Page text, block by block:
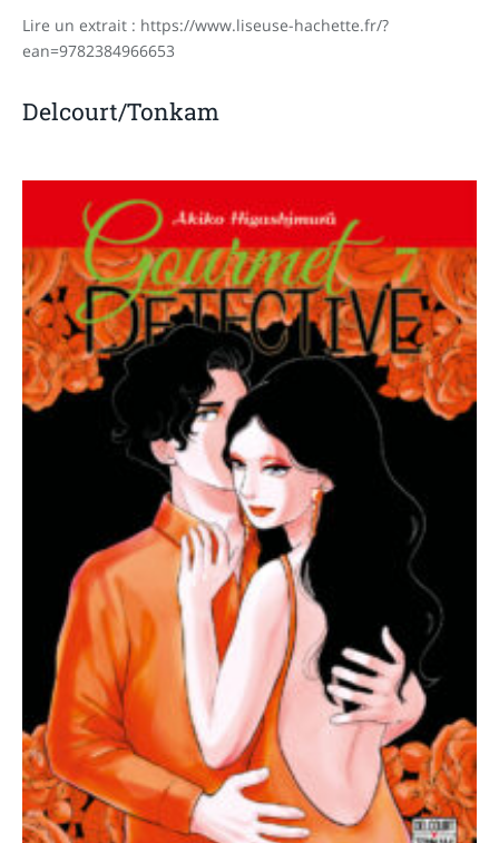
Lire un extrait : https://www.liseuse-hachette.fr/?
ean=9782384966653
Delcourt/Tonkam